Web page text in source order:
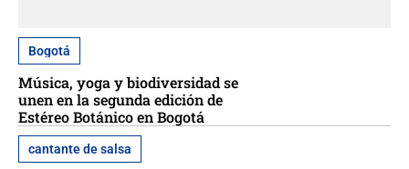
Bogotá
Música, yoga y biodiversidad se
unen en la segunda edición de
Estéreo Botánico en Bogotá
cantante de salsa